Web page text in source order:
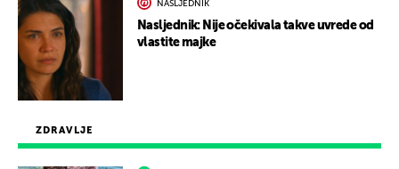
ZDRAVLJE
NASLJEDNIK
Nasljednik: Nije očekivala takve uvrede od
vlastite majke